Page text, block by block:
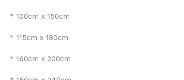
* 100cm x 150cm
* 115cm x 180cm
* 160cm x 200cm